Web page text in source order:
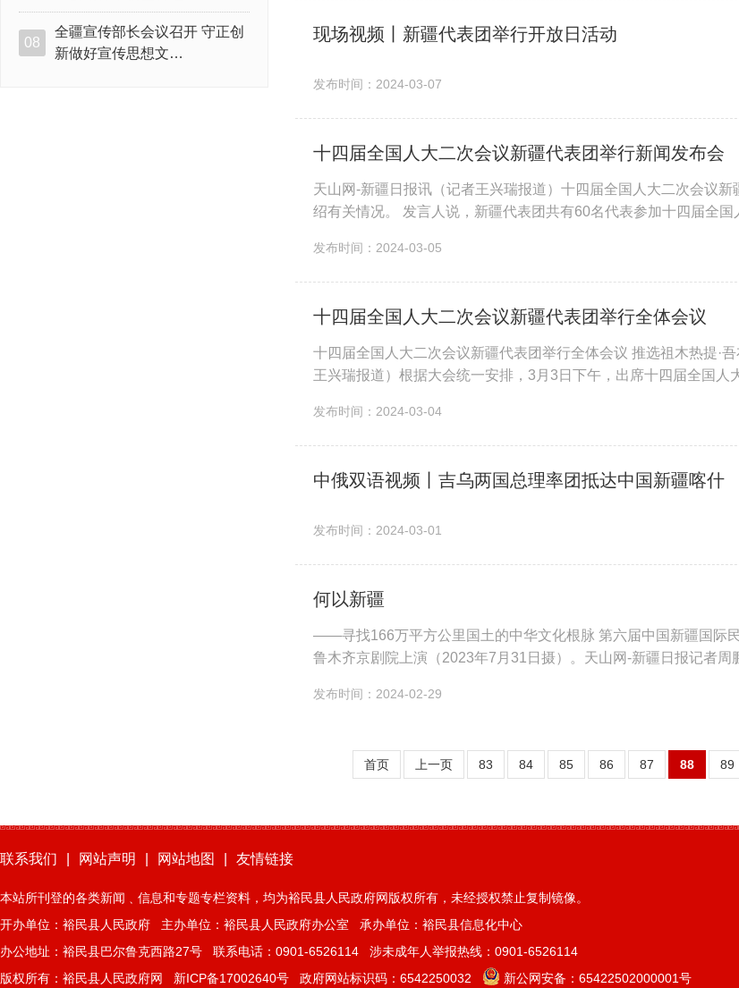
08
全疆宣传部长会议召开 守正创
新做好宣传思想文…
现场视频丨新疆代表团举行开放日活动
发布时间：2024-03-07
十四届全国人大二次会议新疆代表团举行新闻发布会
天山网-新疆日报讯（记者王兴瑞报道）十四届全国人大二次会议
绍有关情况。 发言人说，新疆代表团共有60名代表参加十四届全
发布时间：2024-03-05
十四届全国人大二次会议新疆代表团举行全体会议
十四届全国人大二次会议新疆代表团举行全体会议 推选祖木热提·
王兴瑞报道）根据大会统一安排，3月3日下午，出席十四届全国
发布时间：2024-03-04
中俄双语视频丨吉乌两国总理率团抵达中国新疆喀什
发布时间：2024-03-01
何以新疆
——寻找166万平方公里国土的中华文化根脉 第六届中国新疆国际
鲁木齐京剧院上演（2023年7月31日摄）。天山网-新疆日报记者
发布时间：2024-02-29
首页 上一页 83 84 85 86 87 88 89
联系我们 网站声明 网站地图 友情链接
本站所刊登的各类新闻﹑信息和专题专栏资料，均为裕民县人民政府网版权所有，未经授权禁止复制镜像。
开办单位：裕民县人民政府 主办单位：裕民县人民政府办公室 承办单位：裕民县信息化中心
办公地址：裕民县巴尔鲁克西路27号 联系电话：0901-6526114 涉未成年人举报热线：0901-6526114
版权所有：裕民县人民政府网 新ICP备17002640号 政府网站标识码：6542250032 新公网安备： 65422502000001号